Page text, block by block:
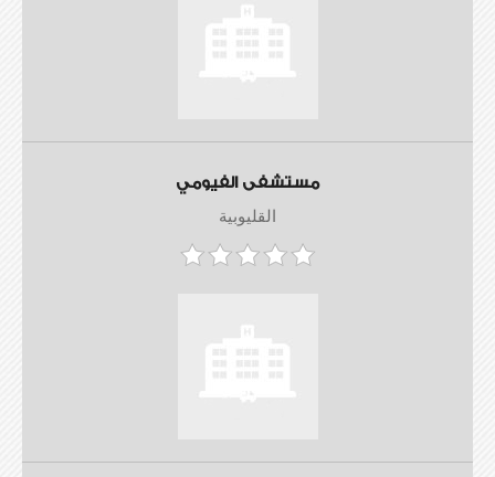
مستشفى الفيومي
القليوبية